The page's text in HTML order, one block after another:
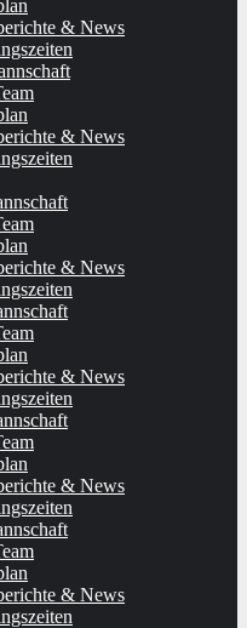
& News
& News
& News
& News
& News
& News